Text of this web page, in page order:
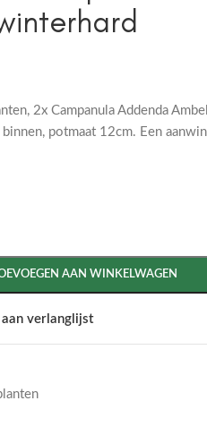
2x Campanula Addenda
potmaat 12cm. Een
AAN WINKELWAGEN
aan verlanglijst